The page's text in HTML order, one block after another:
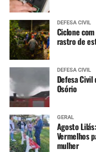
DEFESA CIVIL
Ciclone
rastro de
DEFESA CIVIL
Defesa
Osório
GERAL
Agosto
Vermelhos
mulher